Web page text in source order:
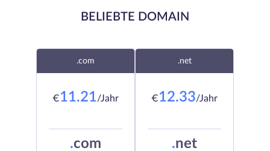
BELIEBTE DOMAIN
.com
€11.21/Jahr
.com
.net
€12.33/Jahr
.net